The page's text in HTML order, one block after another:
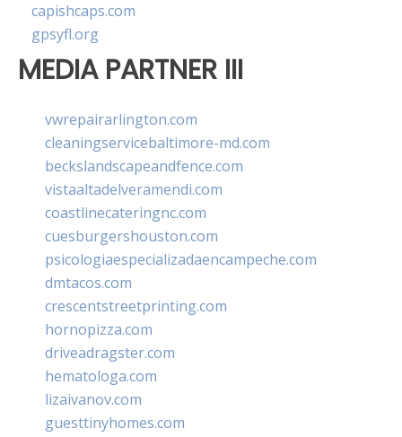
capishcaps.com
gpsyfl.org
MEDIA PARTNER III
vwrepairarlington.com
cleaningservicebaltimore-md.com
beckslandscapeandfence.com
vistaaltadelveramendi.com
coastlinecateringnc.com
cuesburgershouston.com
psicologiaespecializadaencampeche.com
dmtacos.com
crescentstreetprinting.com
hornopizza.com
driveadragster.com
hematologa.com
lizaivanov.com
guesttinyhomes.com